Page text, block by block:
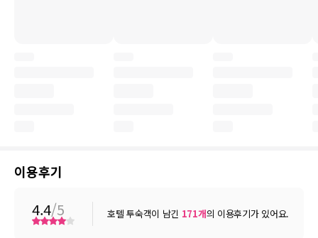
이용후기
4.4/5 호텔 투숙객이 남긴 171개의 이용후기가 있어요.